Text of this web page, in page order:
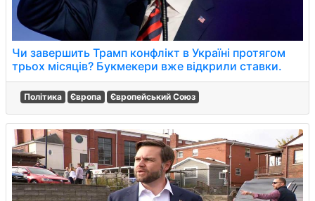
Чи завершить Трамп конфлікт в Україні протягом
трьох місяців? Букмекери вже відкрили ставки.
Політика Європа Європейський Союз